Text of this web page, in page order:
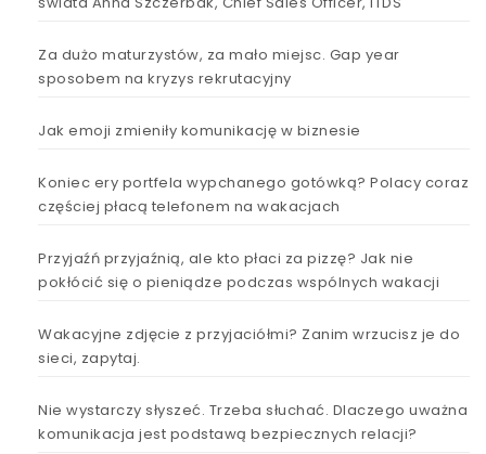
Za dużo maturzystów, za mało miejsc. Gap year
sposobem na kryzys rekrutacyjny
Jak emoji zmieniły komunikację w biznesie
Koniec ery portfela wypchanego gotówką? Polacy coraz
częściej płacą telefonem na wakacjach
Przyjaźń przyjaźnią, ale kto płaci za pizzę? Jak nie
pokłócić się o pieniądze podczas wspólnych wakacji
Wakacyjne zdjęcie z przyjaciółmi? Zanim wrzucisz je do
sieci, zapytaj.
Nie wystarczy słyszeć. Trzeba słuchać. Dlaczego uważna
komunikacja jest podstawą bezpiecznych relacji?